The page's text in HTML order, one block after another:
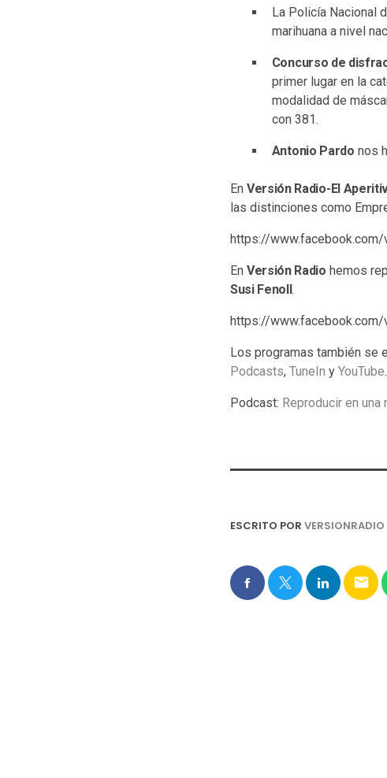
La Policía Nacional
marihuana a nivel
Concurso de
primer lugar en la
modalidad de
con 381.
Antonio Pardo nos
En Versión Radio-El
las distinciones como
https://
En Versión Radio hemos
Susi Fenoll.
https://
Los programas también se
Podcasts, TuneIn y YouTube.
Podcast: Reproducir en una
ESCRITO POR VERSIONRADIO
email